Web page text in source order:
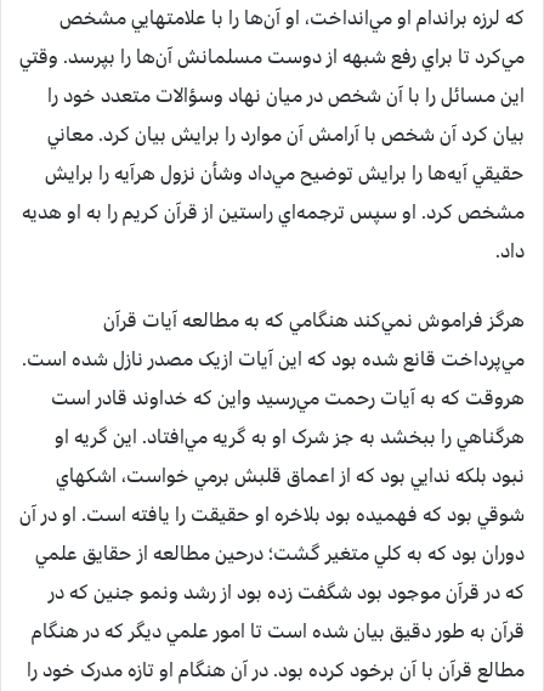
که لرزه براندام او مي‌انداخت، او آن‌ها را با علامتهايي مشخص
مي‌کرد تا براي رفع شبهه از دوست مسلمانش آن‌ها را بپرسد. وقتي
اين مسائل را با آن شخص در ميان نهاد وسؤالات متعدد خود را
بيان کرد آن شخص با آرامش آن موارد را برايش بيان کرد. معاني
حقيقي آيه‌ها را برايش توضيح مي‌داد وشأن نزول هرآيه را برايش
مشخص کرد. او سپس ترجمه‌اي راستين از قرآن کريم را به او هديه
داد.
هرگز فراموش نمي‌کند هنگامي که به مطالعه آيات قرآن
مي‌پرداخت قانع شده بود که اين آيات ازيک مصدر نازل شده است.
هروقت که به آيات رحمت مي‌رسيد واين که خداوند قادر است
هرگناهي را ببخشد به جز شرک او به گريه مي‌افتاد. اين گريه او
نبود بلکه ندايي بود که از اعماق قلبش برمي خواست، اشکهاي
شوقي بود که فهميده بود بلاخره او حقيقت را يافته است. او در آن
دوران بود که به کلي متغير گشت؛ درحين مطالعه از حقايق علمي
که در قرآن موجود بود شگفت زده بود از رشد ونمو جنين که در
قرآن به طور دقيق بيان شده است تا امور علمي ديگر که در هنگام
مطالع قرآن با آن برخود کرده بود. در آن هنگام او تازه مدرک خود را